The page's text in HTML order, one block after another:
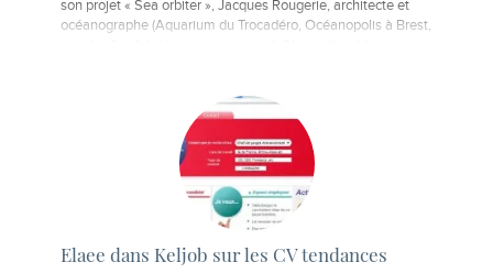
son projet « Sea orbiter », Jacques Rougerie, architecte et
océanographe (Aquarium du Trocadéro, Océanopolis à Brest,
Elaee dans Keljob sur les CV tendances